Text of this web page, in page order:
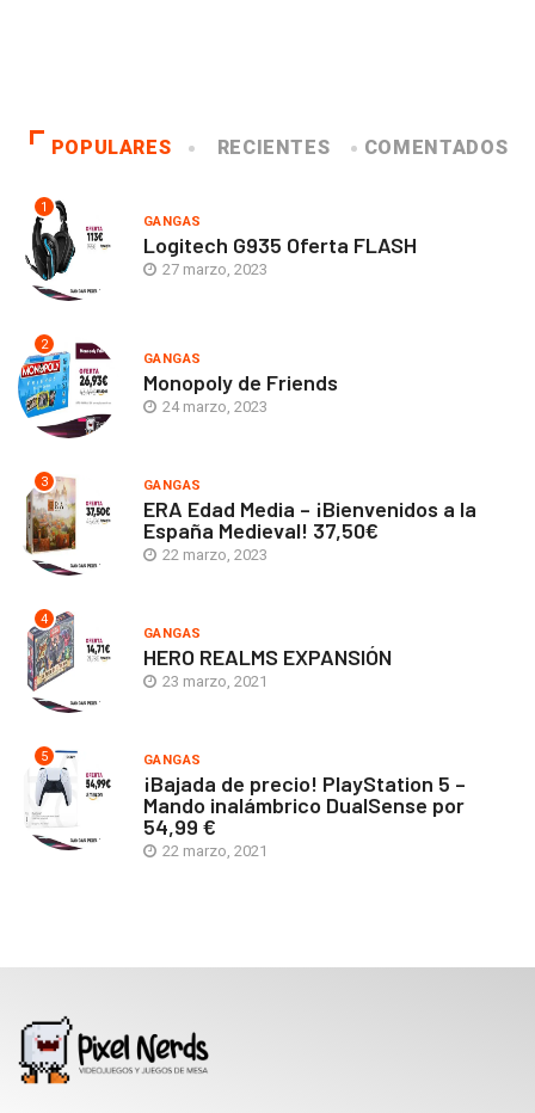
POPULARES RECIENTES COMENTADOS
1
GANGAS
Logitech G935 Oferta FLASH
27 marzo, 2023
2
GANGAS
Monopoly de Friends
24 marzo, 2023
3 GANGAS
ERA Edad Media – ¡Bienvenidos a la
España Medieval! 37,50€
22 marzo, 2023
4
GANGAS
HERO REALMS EXPANSIÓN
23 marzo, 2021
5 GANGAS
¡Bajada de precio! PlayStation 5 –
Mando inalámbrico DualSense por
54,99 €
22 marzo, 2021